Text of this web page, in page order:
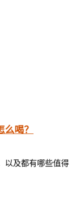
喝？
以及都有哪些值得